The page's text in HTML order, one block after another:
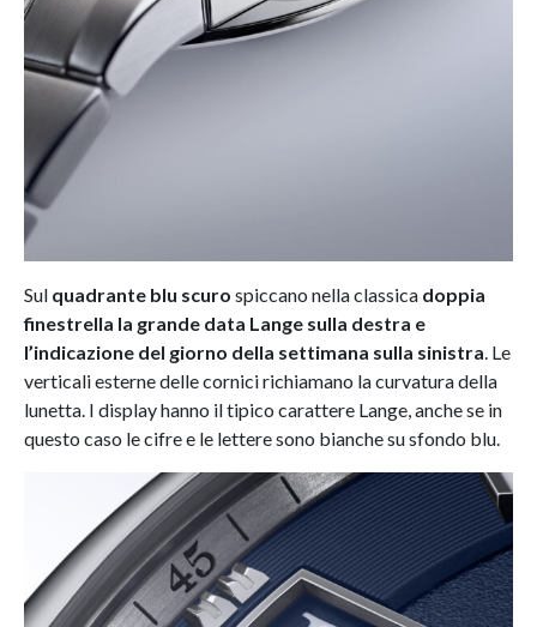
Sul quadrante blu scuro spiccano nella classica doppia
finestrella la grande data Lange sulla destra e
l’indicazione del giorno della settimana sulla sinistra. Le
verticali esterne delle cornici richiamano la curvatura della
lunetta. I display hanno il tipico carattere Lange, anche se in
questo caso le cifre e le lettere sono bianche su sfondo blu.